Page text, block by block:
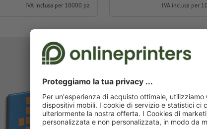
IVA inclusa per 10000 pz. IVA inclusa per
A chi non piace
c'è di peggio di
frigo è caduto a
Naturalmente